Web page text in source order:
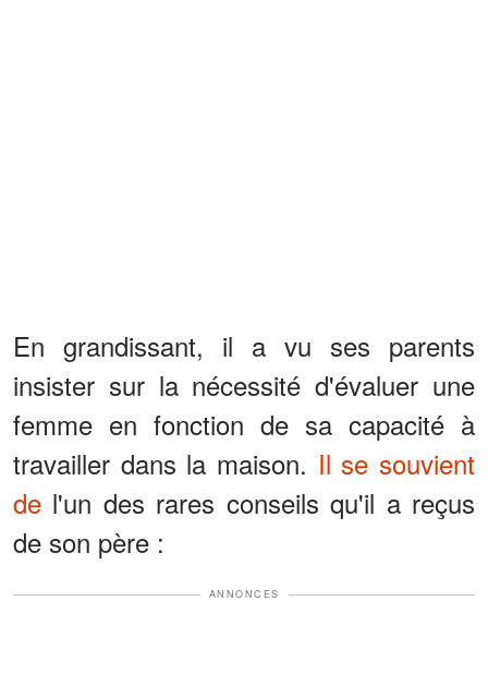
En grandissant, il a vu ses parents
insister sur la nécessité d'évaluer une
femme en fonction de sa capacité à
travailler dans la maison. Il se souvient
de l'un des rares conseils qu'il a reçus
de son père :
ANNONCES